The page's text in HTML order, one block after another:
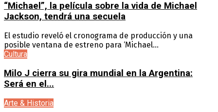
“Michael”, la película sobre la vida de Michael
Jackson, tendrá una secuela
El estudio reveló el cronograma de producción y una
posible ventana de estreno para ‘Michael...
Cultura
Milo J cierra su gira mundial en la Argentina:
Será en el...
Arte & Historia